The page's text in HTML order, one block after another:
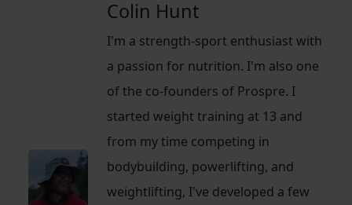
Colin Hunt
I'm a strength-sport enthusiast with
a passion for nutrition. I'm also one
of the co-founders of Prospre. I
started weight training at 13 and
from my time competing in
bodybuilding, powerlifting, and
weightlifting, I've developed a few